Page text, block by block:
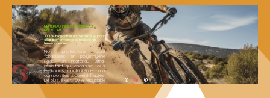
MATÉRIAU INDESTRUCTIBLE ET
RECYCLABLE
100 % recyclable en déchetterie, pour
allier performance et respect de
l’environnement.
Nos protections sont
fabriquées en polyéthylène
rigide, un matériau ultra-
résistant qui encaisse tous
les chocs, contrairement aux
composites souvent fragiles.
De plus, il est 100 % recyclable
en déchetterie, pour allier
l’environnement.
1 2 3